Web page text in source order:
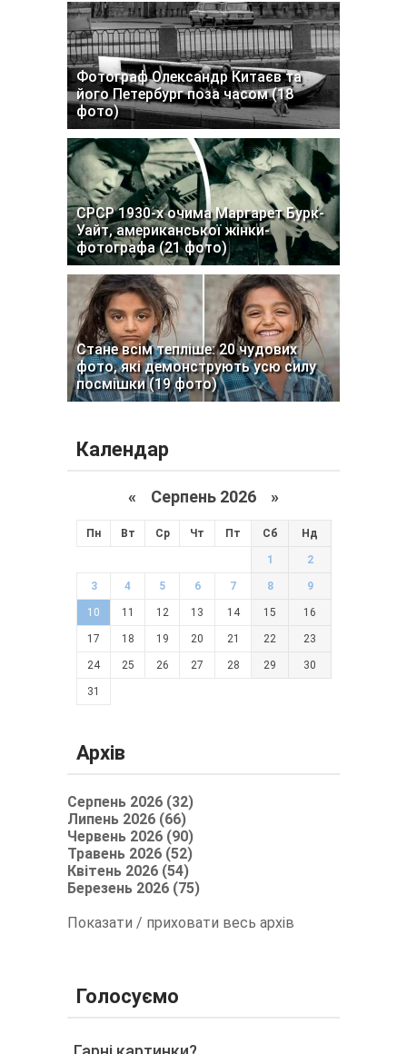
Фотограф Олександр Китаєв та
його Петербург поза часом (18
фото)
СРСР 1930-х очима Маргарет Бурк-
Уайт, американської жінки-
фотографа (21 фото)
Стане всім тепліше: 20 чудових
фото, які демонструють усю силу
посмішки (19 фото)
Календар
« Серпень 2026 »
Пн Вт Ср Чт Пт Сб Нд
1 2
3 4 5 6 7 8 9
10 11 12 13 14 15 16
17 18 19 20 21 22 23
24 25 26 27 28 29 30
31
Архів
Серпень 2026 (32)
Липень 2026 (66)
Червень 2026 (90)
Травень 2026 (52)
Квітень 2026 (54)
Березень 2026 (75)
Показати / приховати весь архів
Голосуємо